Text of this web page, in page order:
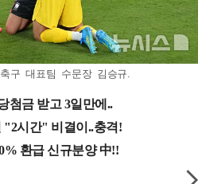
구 대표팀 수문장 김승규.